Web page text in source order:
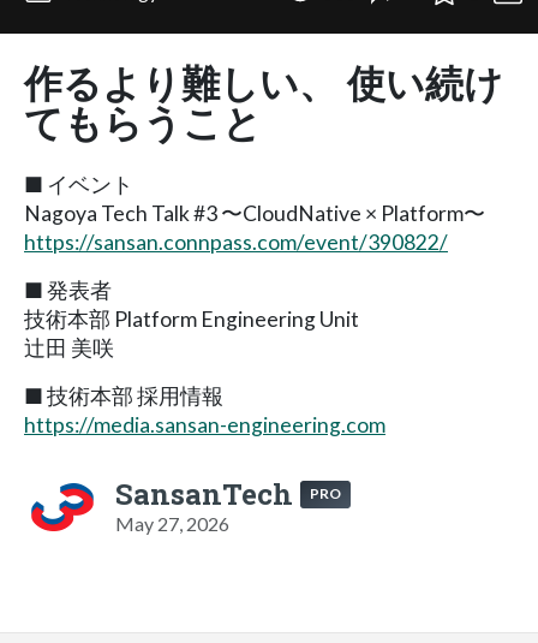
作るより難しい、 使い続け
てもらうこと
■ イベント
Nagoya Tech Talk #3 〜CloudNative × Platform〜
https://sansan.connpass.com/event/390822/
■ 発表者
技術本部 Platform Engineering Unit
辻田 美咲
■ 技術本部 採用情報
https://media.sansan-engineering.com
SansanTech PRO
May 27, 2026